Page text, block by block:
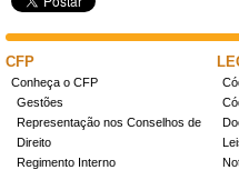
CFP
Conheça o CFP
Gestões
Representação nos Conselhos de
Direito
Regimento Interno